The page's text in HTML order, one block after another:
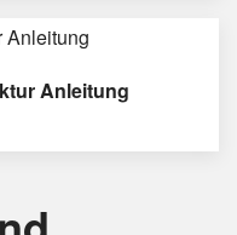
Anleitung